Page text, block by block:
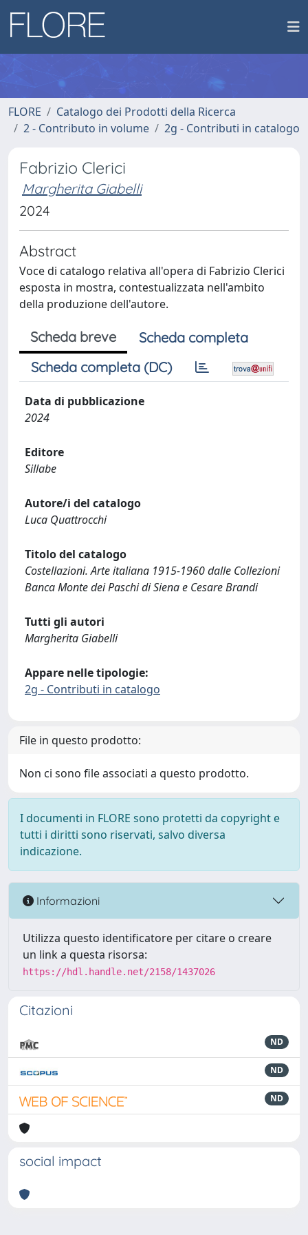
FLORE
Catalogo dei Prodotti della Ricerca
2 - Contributo in volume
2g - Contributi in catalogo
Fabrizio Clerici
Margherita Giabelli
2024
Abstract
Voce di catalogo relativa all'opera di Fabrizio Clerici
esposta in mostra, contestualizzata nell'ambito
della produzione dell'autore.
Scheda breve
Scheda completa
Scheda completa (DC)
Data di pubblicazione
2024
Editore
Sillabe
Autore/i del catalogo
Luca Quattrocchi
Titolo del catalogo
Costellazioni. Arte italiana 1915-1960 dalle Collezioni
Banca Monte dei Paschi di Siena e Cesare Brandi
Tutti gli autori
Margherita Giabelli
Appare nelle tipologie:
2g - Contributi in catalogo
File in questo prodotto:
Non ci sono file associati a questo prodotto.
I documenti in FLORE sono protetti da copyright e
tutti i diritti sono riservati, salvo diversa
indicazione.
Informazioni
Utilizza questo identificatore per citare o creare
un link a questa risorsa:
https://hdl.handle.net/2158/1437026
Citazioni
ND
ND
ND
social impact